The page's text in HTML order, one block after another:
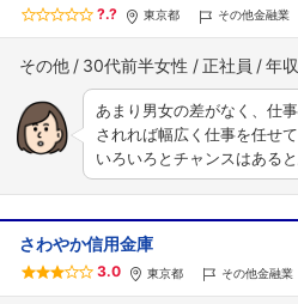
?.? 東京都 その他金融業
その他 30代前半女性 正社員 年
あまり男女の差がなく、仕
されれば幅広く仕事を任せ
いろいろとチャンスはある
さわやか信用金庫
3.0 東京都 その他金融業